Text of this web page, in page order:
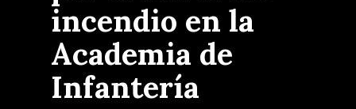
incendio en la
Academia de
Infantería